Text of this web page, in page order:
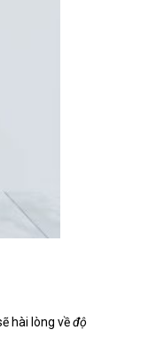
hài lòng vềđộ